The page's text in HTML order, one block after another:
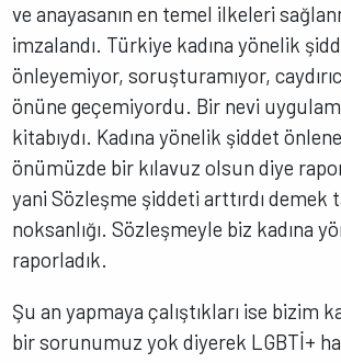
ve anayasanın en temel ilkeleri
imzalandı. Türkiye kadına yönelik
önleyemiyor, soruşturamıyor,
önüne geçemiyordu. Bir nevi
kitabıydı. Kadına yönelik şiddet
önümüzde bir kılavuz olsun diye
yani Sözleşme şiddeti arttırdı demek
noksanlığı. Sözleşmeyle biz kadına
raporladık.
Şu an yapmaya çalıştıkları ise bizim
bir sorunumuz yok diyerek LGBTİ+